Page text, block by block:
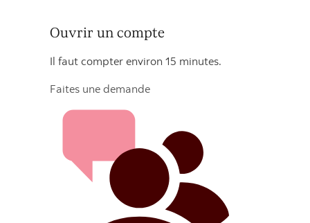
Ouvrir un compte
Il faut compter environ 15 minutes.
Faites une demande